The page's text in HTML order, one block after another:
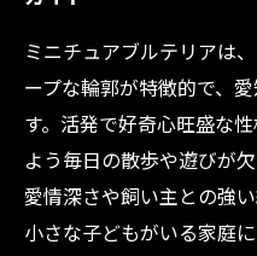
ミニチュアブルテリアは
ープな輪郭が特徴的で、
す。活発で好奇心旺盛な
よう毎日の散歩や遊びが
愛情深さや飼い主との強
小さな子どもがいる家庭